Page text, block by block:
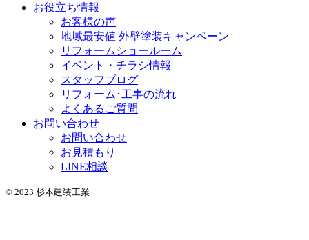
お役立ち情報
お客様の声
地域最安値 外壁塗装キャンペーン
リフォームショールーム
イベント・チラシ情報
スタッフブログ
リフォーム･工事の流れ
よくあるご質問
お問い合わせ
お問い合わせ
お見積もり
LINE相談
© 2023 杉本建装工業